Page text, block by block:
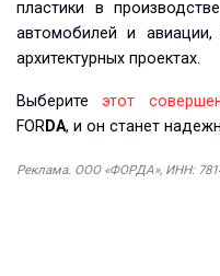
пластики в
автомобилей и
архитектурных проектах.
Выберитеэтот
FORDA, и он станет
Реклама. ООО «ФОРДА», ИНН: